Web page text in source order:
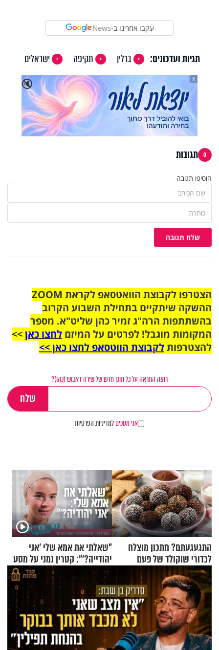
עקבו אחרינו ב-News
תגיות ועדכונים: ברלין תקיפה
ישראלים
🔇
X
0 תגובות
הוסיפו תגובה
שלח תגובה
הצטרפו לקבוצת הוואטסאפ לקראת ZOOM
ההשקה שיתקיים בתחילת השבוע הקרוב
בהשתתפות הרה"ג זמיר כהן שליט"א. מספר
המקומות מוגבל! לפרטים על המיזם לחצו כאן>>
להצטרפותלקבוצת הווטסאפ לחצו כאן >>
רוצה התראה על כל תוכן חדש של שירה דאבוש (כהן)?
אני מסכיםלמדיניות הפרטיות
התגעגעתם? מתכון מוצלח
לכדורי שוקולד של פעם
"שאלתי את אמא שלי 'אני
יהודייה?'": קטרין נמני על מסע
ההתחזקות המרגש